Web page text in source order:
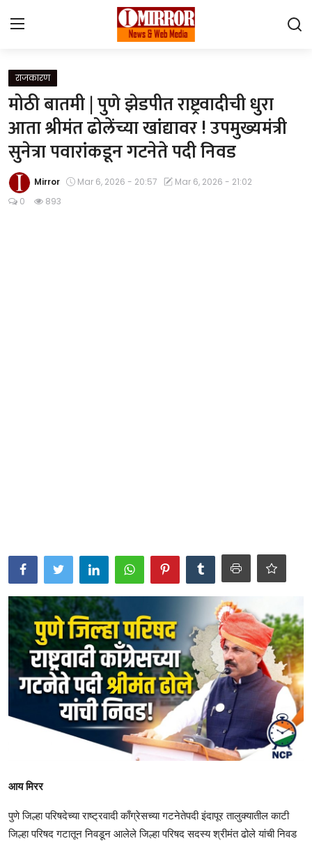
Login
Home
महाराष्ट्र
देश विदेश
पुणे
राजकारण
मोठी बातमी | ​पुणे झेडपीत राष्ट्रवादीची धुरा
आता श्रीमंत ढोलेंच्या खांद्यावर ! उपमुख्यमंत्री
सुनेत्रा पवारांकडून गटनेते पदी निवड
Mirror Mar 6, 2026 - 20:57
Mar 6, 2026 - 21:02
0
893
आय मिरर
पुणे जिल्हा परिषदेच्या राष्ट्रवादी काँग्रेसच्या गटनेतेपदी इंदापूर तालुक्यातील काटी
जिल्हा परिषद गटातून निवडून आलेले जिल्हा परिषद सदस्य श्रीमंत ढोले यांची निवड